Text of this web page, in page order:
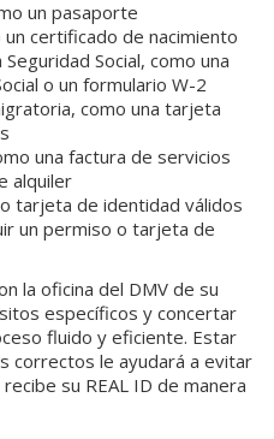
un pasaporte
certificado de nacimiento
Social, como una
o un formulario W-2
como una tarjeta
una factura de servicios
alquiler
tarjeta de identidad válidos
un permiso o tarjeta de
la oficina del DMV de su
específicos y concertar
fluido y eficiente. Estar
correctos le ayudará a evitar
su REAL ID de manera